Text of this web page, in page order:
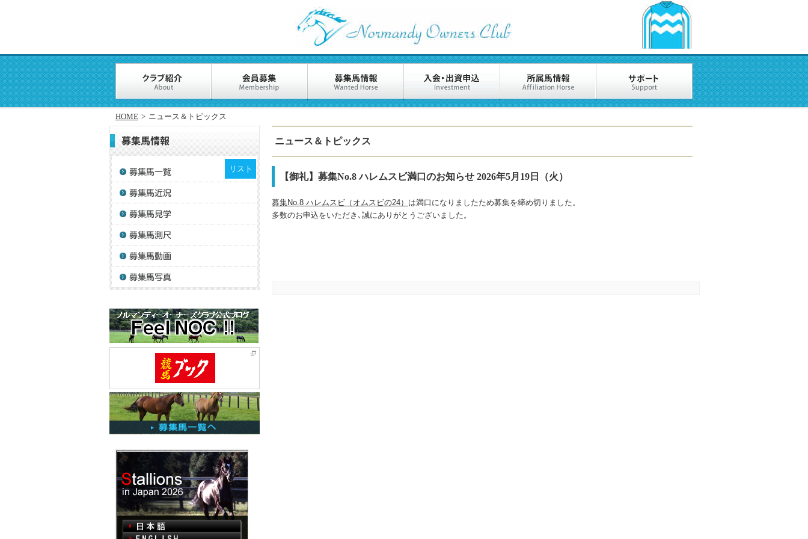
HOME > ニュース＆トピックス
リスト
ニュース＆トピックス
【御礼】募集No.8 ハレムスビ満口のお知らせ 2026年5月19日（火）
募集No.8 ハレムスビ（オムスビの24） は満口になりましたため募集を締め切りました。
多数のお申込をいただき､誠にありがとうございました。